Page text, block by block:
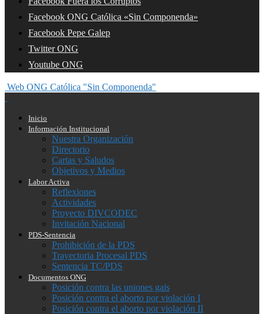
Facebook ONG Católica «Sin Componenda»
Facebook Pepe Galep
Twitter ONG
Youtube ONG
Web ONG Católica "Sin Componenda"
Inicio
Información Institucional
Nuestra Organización
Directorio
Cartas y Saludos
Objetivos y Medios
Labor Activa
Reflexiones
Actividades
Proyecto DIVCODEC
Invitación Nacional
PDS-Sentencia
Prohibición de la PDS
Trayectoria Procesal PDS
Sentencia TC/PDS
Documentos ONG
Posición contra las uniones gais
Posición contra el aborto por violación I
Posición contra el aborto por violación II